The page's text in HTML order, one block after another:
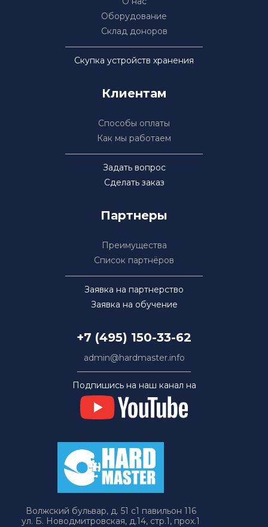
Оборудование
Склад доноров
Скупка устройств хранения
Клиентам
Способы оплаты
Как мы работаем
Задать вопрос
Сделать заказ
Партнеры
Преимущества
Список партнёров
Заявка на партнерство
Заявка на обучение
+7 (495) 150-33-62
admin@hardmaster.info
Подпишись на наш канал на
Волжский бульвар, д. 51 с1 павильон 116
ул. Б. Новодмитровская, д.14, стр.1, прох.1